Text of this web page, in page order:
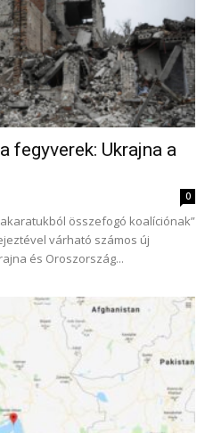
fegyverek: Ukrajna a
0
összefogó koalíciónak”
várható számos új
és Oroszország...